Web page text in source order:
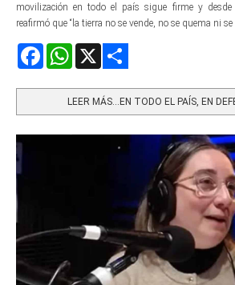
movilización en todo el país sigue firme y
reafirmó que “la tierra no se vende, no se quema ni se
FacebookWhatsApp
LEER MÁS…EN TODO EL PAÍS, EN